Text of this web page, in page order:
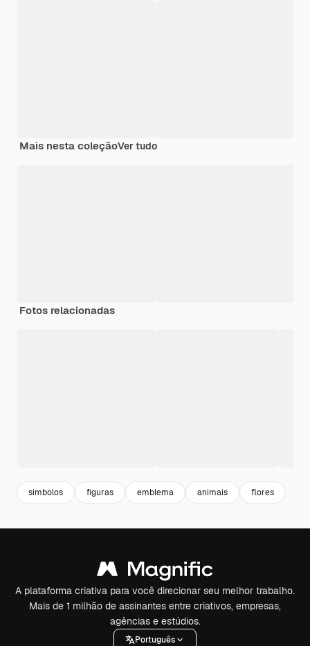
Mais nesta coleçãoVer tudo
Fotos relacionadas
simbolos figuras emblema animais flores
A plataforma criativa para você direcionar seu melhor trabalho.
Mais de 1 milhão de assinantes entre criativos, empresas,
agências e estúdios.
Português